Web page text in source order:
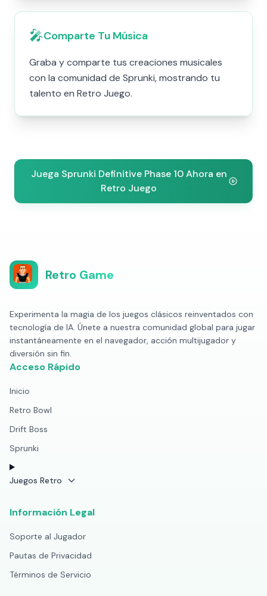
🎤Comparte Tu Música
Graba y comparte tus creaciones musicales
con la comunidad de Sprunki, mostrando tu
talento en Retro Juego.
Juega Sprunki Definitive Phase 10 Ahora en
Retro Juego
Retro Game
Experimenta la magia de los juegos clásicos reinventados con
tecnología de IA. Únete a nuestra comunidad global para jugar
instantáneamente en el navegador, acción multijugador y
diversión sin fin.
Acceso Rápido
Inicio
Retro Bowl
Drift Boss
Sprunki
Juegos Retro
Información Legal
Soporte al Jugador
Pautas de Privacidad
Términos de Servicio